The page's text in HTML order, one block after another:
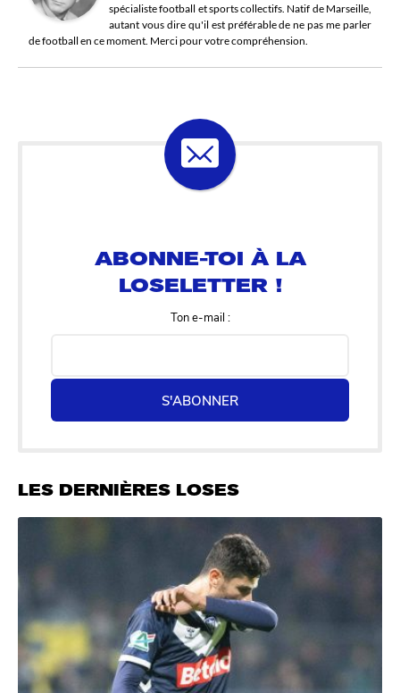
spécialiste football et sports collectifs. Natif de Marseille,
autant vous dire qu'il est préférable de ne pas me parler
de football en ce moment. Merci pour votre compréhension.
Ton e-mail :
S'ABONNER
LES DERNIÈRES LOSES